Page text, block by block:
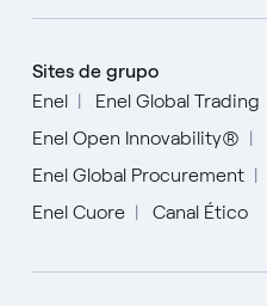
Sites de grupo
Enel
Enel Global Trading
Enel Open Innovability®
Enel Global Procurement
Enel Cuore
Canal Ético